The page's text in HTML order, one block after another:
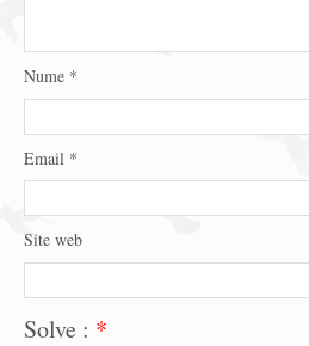
Nume *
Email *
Site web
Solve : *